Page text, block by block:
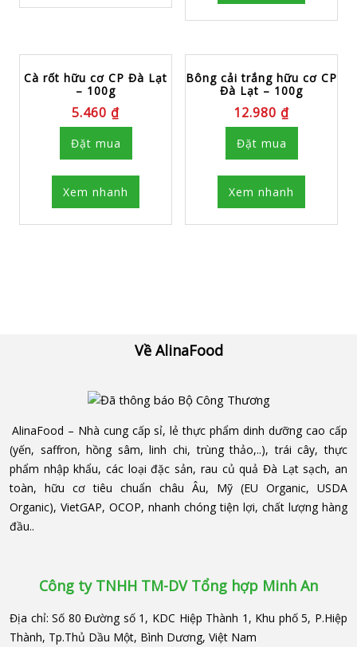
Cà rốt hữu cơ CP Đà Lạt
– 100g
5.460 ₫
Đặt mua
Xem nhanh
Bông cải trắng hữu cơ CP
Đà Lạt – 100g
12.980 ₫
Đặt mua
Xem nhanh
Về AlinaFood
AlinaFood – Nhà cung cấp sỉ, lẻ thực phẩm dinh dưỡng cao cấp
(yến, saffron, hồng sâm, linh chi, trùng thảo,..), trái cây, thực
phẩm nhập khẩu, các loại đặc sản, rau củ quả Đà Lạt sạch, an
toàn, hữu cơ tiêu chuẩn châu Âu, Mỹ (EU Organic, USDA
Organic), VietGAP, OCOP, nhanh chóng tiện lợi, chất lượng hàng
đầu..
Công ty TNHH TM-DV Tổng hợp Minh An
Địa chỉ:Số 80 Đường số 1, KDC Hiệp Thành 1, Khu phố 5, P.Hiệp
Thành, Tp.Thủ Dầu Một, Bình Dương, Việt Nam